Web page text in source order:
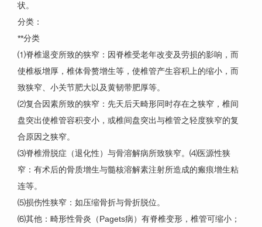
状。
分类：
**分类
⑴脊椎退变所致的狭窄：因脊椎受老年改变及劳损的影响，而
使椎板增厚，椎体骨赘增生等，使椎管产生容积上的缩小，而
致狭窄、小关节肥大以及黄韧带肥厚等。
⑵复合因素所致的狭窄：先天后天畸形同时存在之狭窄，椎间
盘突出使椎管容积变小，或椎间盘突出与椎管之轻度狭窄的复
合原因之狭窄。
⑶脊椎滑脱症（退化性）与骨溶解病所致狭窄。⑷医源性狭
窄：有术后的骨质增生与髓核溶解素注射所造成的瘢痕增生粘
连等。
⑸损伤性狭窄：如压缩骨折与骨折脱位。
⑹其他：畸形性骨炎（Pagets病）有脊椎变形，椎管可缩小；